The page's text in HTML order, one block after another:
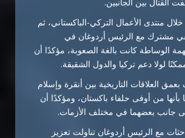
منتدى الأعمال التركي-الباكستاني، ثم
مشترك مع الرئيس أردوغان في
الوساطة كانت بالغة الصعوبة، مؤكدًا أن
لولا دعم تركيا والدول الشقيقة.
العلاقات التاريخية بين أنقرة وإسلام
بأنها من أوفى حلفاء باكستان، ومؤكدًا أن
جانب بعضهما في مختلف الأزمات.
مع الرئيس أردوغان تناولت تعزيز